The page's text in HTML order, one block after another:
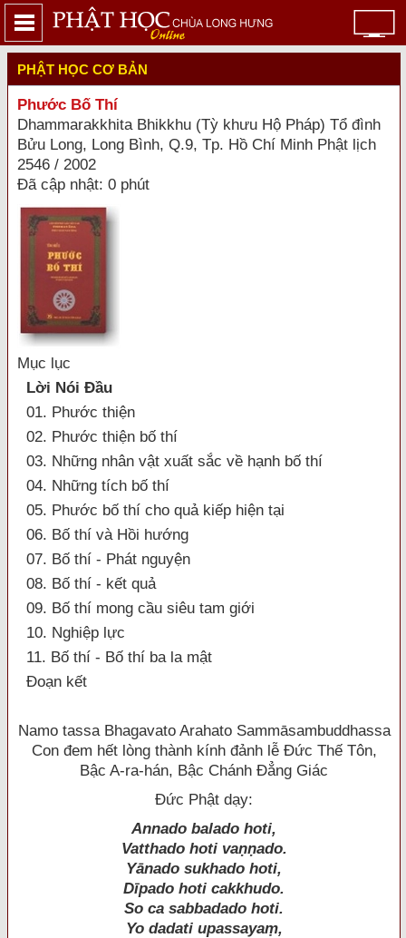
PHẬT HỌC CƠ BẢN
Phước Bố Thí
Dhammarakkhita Bhikkhu (Tỳ khưu Hộ Pháp) Tổ đình
Bửu Long, Long Bình, Q.9, Tp. Hồ Chí Minh Phật lịch
2546 / 2002
Đã cập nhật: 0 phút
Mục lục
Lời Nói Ðầu
01. Phước thiện
02. Phước thiện bố thí
03. Những nhân vật xuất sắc về hạnh bố thí
04. Những tích bố thí
05. Phước bố thí cho quả kiếp hiện tại
06. Bố thí và Hồi hướng
07. Bố thí - Phát nguyện
08. Bố thí - kết quả
09. Bố thí mong cầu siêu tam giới
10. Nghiệp lực
11. Bố thí - Bố thí ba la mật
Ðoạn kết
Namo tassa Bhagavato Arahato Sammāsambuddhassa
Con đem hết lòng thành kính đảnh lễ Ðức Thế Tôn,
Bậc A-ra-hán, Bậc Chánh Ðẳng Giác
Ðức Phật dạy:
Annado balado hoti,
Vatthado hoti vaṇṇado.
Yānado sukhado hoti,
Dīpado hoti cakkhudo.
So ca sabbadado hoti.
Yo dadati upassayaṃ,